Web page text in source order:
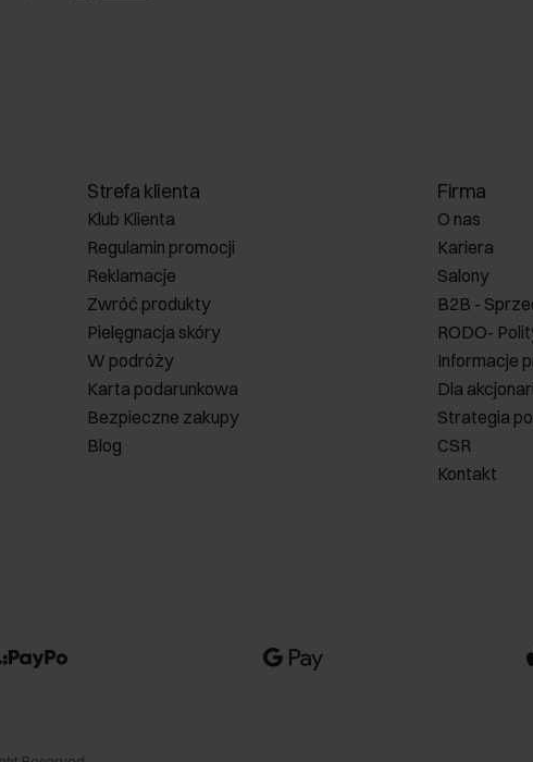
Strefa klienta
Klub Klienta
Regulamin promocji
Reklamacje
Zwróć produkty
Pielęgnacja skóry
W podróży
Karta podarunkowa
Bezpieczne zakupy
Blog
Firma
O nas
Kariera
Salony
B2B -
RODO-
Informacje
Dla
Strategia
CSR
Kontakt